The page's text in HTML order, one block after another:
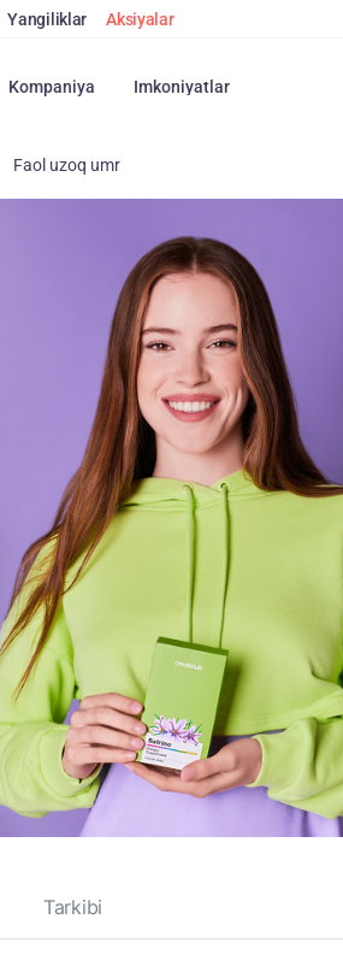
Yangiliklar Aksiyalar
Kompaniya Imkoniyatlar
Faol uzoq umr
Tarkibi